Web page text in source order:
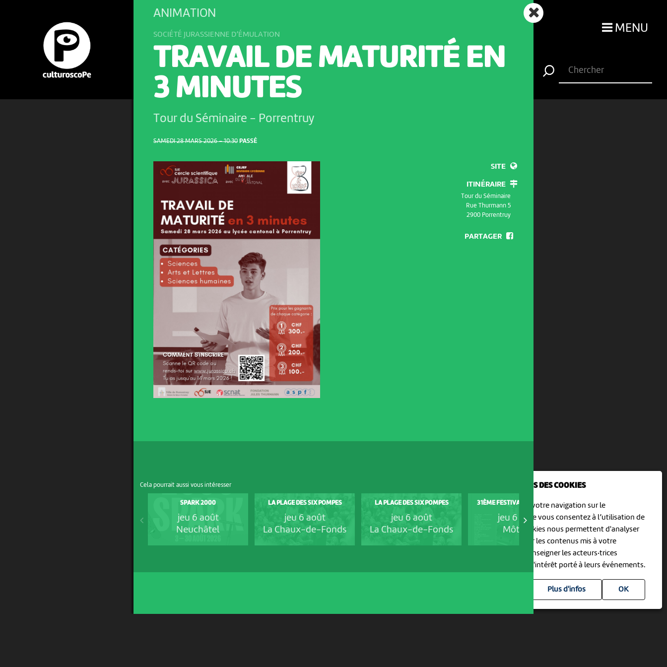
NOUS UTILISONS DES COOKIES
En poursuivant votre navigation sur le
culturoscoPe site vous consentez à l’utilisation de
cookies. Les cookies nous permettent d'analyser
le trafic, d’affiner les contenus mis à votre
disposition et renseigner les acteurs·trices
culturel·le·s sur l'intérêt porté à leurs événements.
Plus d'infos
MENU
SAMEDI 28 MARS 2026 – 10:30 PASSÉ
ANIMATION
SOCIÉTÉ JURASSIENNE D’ÉMULATION
TRAVAIL DE MATURITÉ EN
3 MINUTES
Tour du Séminaire - Porrentruy
SITE
ITINÉRAIRE
Tour du Séminaire
Rue Thurmann 5
2900 Porrentruy
PARTAGER
Cela pourrait aussi vous intéresser
SPARK 2000
jeu 6 août
Neuchâtel
LA PLAGE DES SIX POMPES
jeu 6 août
La Chaux-de-Fonds
LA PLAGE DES SIX POMPES
jeu 6 août
La Chaux-de-Fonds
31ÈME FESTIVAL HORS TRIBU
jeu 6 août
Môtiers
COOP OPEN AIR CINEMA
jeu 6 août
Delémont